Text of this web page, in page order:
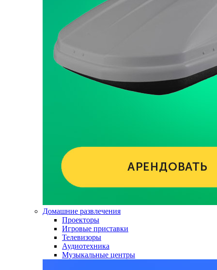
Домашние развлечения
Проекторы
Игровые приставки
Телевизоры
Аудиотехника
Музыкальные центры